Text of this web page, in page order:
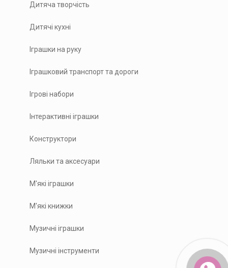
Дитяча творчість
Дитячі кухні
Іграшки на руку
Іграшковий транспорт та дороги
Ігрові набори
Інтерактивні іграшки
Конструктори
Ляльки та аксесуари
М'які іграшки
М'які книжки
Музичні іграшки
Музичні інструменти